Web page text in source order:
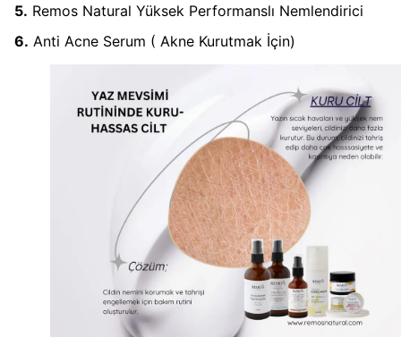
5. Remos Natural Yüksek Performanslı Nemlendirici
6. Anti Acne Serum ( Akne Kurutmak İçin)